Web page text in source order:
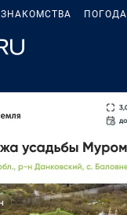
ЗНАКОМСТВА ПОГОДА